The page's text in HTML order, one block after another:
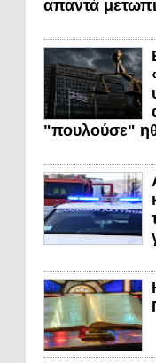
απαντά
"πουλούσε"